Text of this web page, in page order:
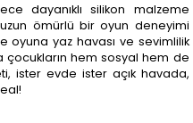
dayanıklı silikon malzeme
ömürlü bir oyun deneyimi
oyuna yaz havası ve sevimlilik
çocukların hem sosyal hem de
ister evde ister açık havada,